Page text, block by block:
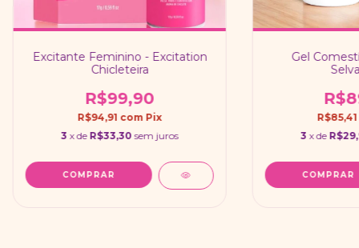
Excitante Feminino - Excitation
Chicleteira
R$99,90
R$94,91 com Pix
3 x de R$33,30 sem juros
Gel
R$85,41
3 x de